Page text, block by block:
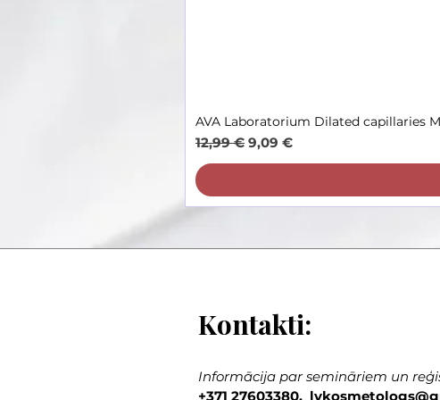
AVA Laboratorium Dilated capillaries
Parastā cena
12,99 € Izpārdošanas cena
9,09 €
Kontakti:
Informācija par semināriem un
+371 27603380, lvkosmetologs